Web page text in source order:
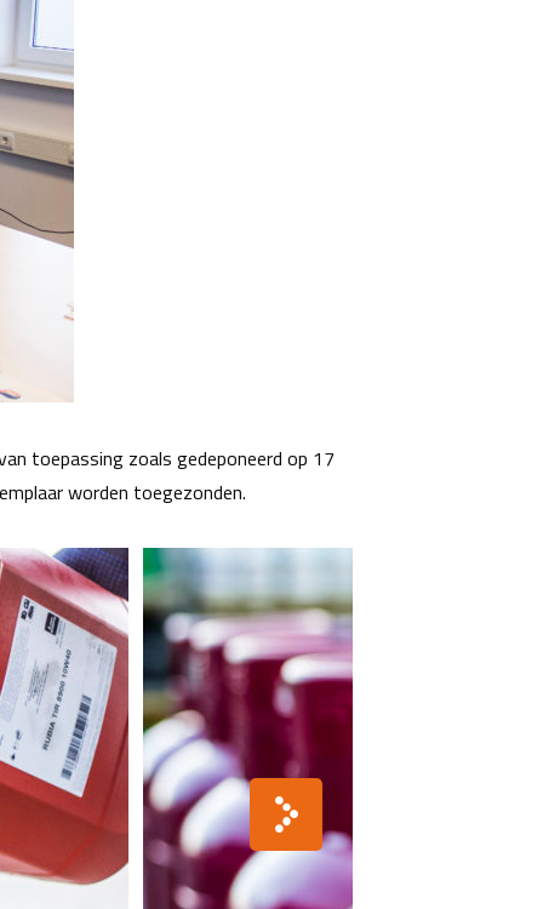
toepassing zoals gedeponeerd op 17
worden toegezonden.